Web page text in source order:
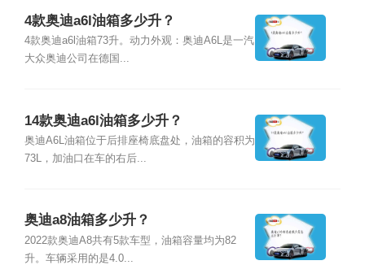
4款奥迪a6l油箱多少升？
4款奥迪a6l油箱73升。动力外观：奥迪A6L是一汽
大众奥迪公司在德国...
14款奥迪a6l油箱多少升？
奥迪A6L油箱位于后排座椅底盘处，油箱的容积为
73L，加油口在车的右后...
奥迪a8油箱多少升？
2022款奥迪A8共有5款车型，油箱容量均为82
升。车辆采用的是4.0...